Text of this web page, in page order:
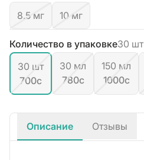
8.5 мг
10 мг
Количество в упаковке30 шт
30 шт
700c
30 мл
780c
150 мл
1000c
Описание Отзывы